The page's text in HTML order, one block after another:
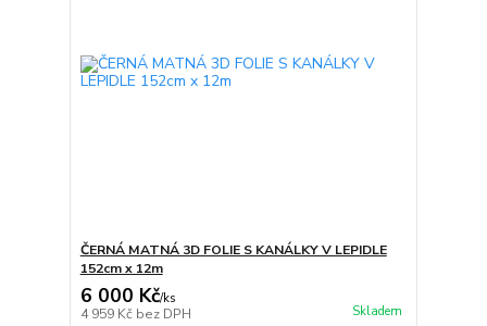
ČERNÁ MATNÁ 3D FOLIE S KANÁLKY V LEPIDLE
152cm x 12m
6 000 Kč/ks
4 959 Kč bez DPH Skladem